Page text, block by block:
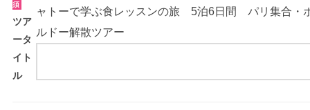
須
ツア
ータ
イト
ル
ャトーで学ぶ食レッスンの旅 5泊6日間 パリ集合・
ルドー解散ツアー